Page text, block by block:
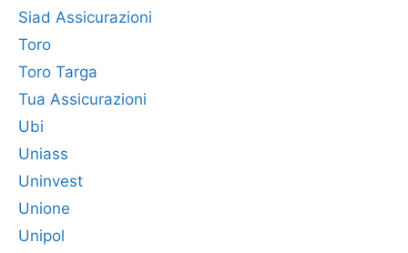
Siad Assicurazioni
Toro
Toro Targa
Tua Assicurazioni
Ubi
Uniass
Uninvest
Unione
Unipol